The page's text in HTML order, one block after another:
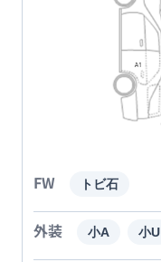
FW トビ石
外装 小A 小U